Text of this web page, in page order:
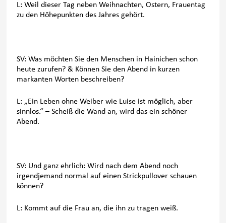
L: Weil dieser Tag neben Weihnachten, Ostern, Frauentag
zu den Höhepunkten des Jahres gehört.
SV: Was möchten Sie den Menschen in Hainichen schon
heute zurufen? & Können Sie den Abend in kurzen
markanten Worten beschreiben?
L: „Ein Leben ohne Weiber wie Luise ist möglich, aber
sinnlos.“ – Scheiß die Wand an, wird das ein schöner
Abend.
SV: Und ganz ehrlich: Wird nach dem Abend noch
irgendjemand normal auf einen Strickpullover schauen
können?
L: Kommt auf die Frau an, die ihn zu tragen weiß.